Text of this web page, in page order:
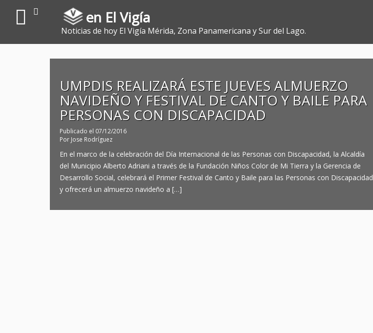
en El Vigía
Noticias de hoy El Vigía Mérida, Zona Panamericana y Sur del Lago.
UMPDIS REALIZARÁ ESTE JUEVES ALMUERZO
NAVIDEÑO Y FESTIVAL DE CANTO Y BAILE PARA
PERSONAS CON DISCAPACIDAD
Publicado el 07/12/2016
Por Jose Rodríguez
En el marco de la celebración del Día Internacional de las Personas con Discapacidad, la Alcaldía
del Municipio Alberto Adriani a través de la Fundación Niños Color de Mi Tierra y la Gerencia de
Desarrollo Social, celebrará el Primer Festival de Canto y Baile para las Personas con Discapacidad
y ofrecerá un almuerzo navideño a […]